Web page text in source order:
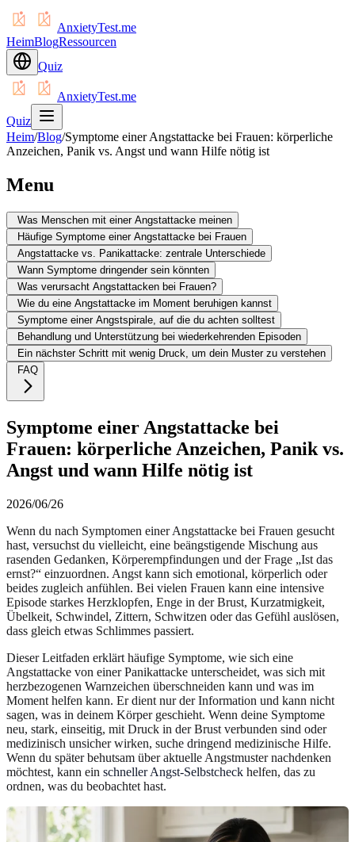
AnxietyTest.me
HeimBlogRessourcen
Quiz
AnxietyTest.me
Quiz
Heim/Blog/Symptome einer Angstattacke bei Frauen: körperliche
Anzeichen, Panik vs. Angst und wann Hilfe nötig ist
Menu
Was Menschen mit einer Angstattacke meinen
Häufige Symptome einer Angstattacke bei Frauen
Angstattacke vs. Panikattacke: zentrale Unterschiede
Wann Symptome dringender sein könnten
Was verursacht Angstattacken bei Frauen?
Wie du eine Angstattacke im Moment beruhigen kannst
Symptome einer Angstspirale, auf die du achten solltest
Behandlung und Unterstützung bei wiederkehrenden Episoden
Ein nächster Schritt mit wenig Druck, um dein Muster zu verstehen
FAQ
Symptome einer Angstattacke bei
Frauen: körperliche Anzeichen, Panik vs.
Angst und wann Hilfe nötig ist
2026/06/26
Wenn du nach Symptomen einer Angstattacke bei Frauen gesucht
hast, versuchst du vielleicht, eine beängstigende Mischung aus
rasenden Gedanken, Körperempfindungen und der Frage „Ist das
ernst?“ einzuordnen. Angst kann sich emotional, körperlich oder
beides zugleich anfühlen. Bei vielen Frauen kann eine intensive
Episode starkes Herzklopfen, Enge in der Brust, Kurzatmigkeit,
Übelkeit, Schwindel, Zittern, Schwitzen oder das Gefühl auslösen,
dass gleich etwas Schlimmes passiert.
Dieser Leitfaden erklärt häufige Symptome, wie sich eine
Angstattacke von einer Panikattacke unterscheidet, was sich mit
herzbezogenen Warnzeichen überschneiden kann und was im
Moment helfen kann. Er dient nur der Information und kann nicht
sagen, was in deinem Körper geschieht. Wenn deine Symptome
neu, stark, einseitig, mit Druck in der Brust verbunden sind oder
medizinisch unsicher wirken, suche dringend medizinische Hilfe.
Wenn du später behutsam über aktuelle Angstmuster nachdenken
möchtest, kann ein schneller Angst-Selbstcheck helfen, das zu
ordnen, was du beobachtet hast.